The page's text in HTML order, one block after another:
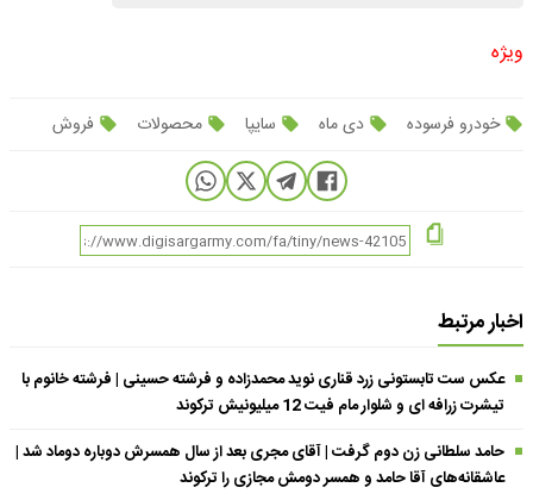
ویژه
خودرو فرسوده دی ماه سایپا محصولات فروش
اخبار مرتبط
عکس ست تابستونی زرد قناری نوید محمدزاده و فرشته حسینی | فرشته خانوم با
تیشرت زرافه ای و شلوار مام فیت 12 میلیونیش ترکوند
حامد سلطانی زن دوم گرفت | آقای مجری بعد از سال همسرش دوباره دوماد شد |
عاشقانه‌های آقا حامد و همسر دومش مجازی را ترکوند